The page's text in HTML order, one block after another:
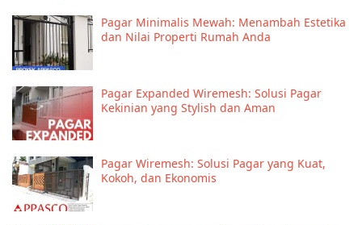
Pagar Minimalis Mewah: Menambah Estetika
dan Nilai Properti Rumah Anda
Pagar Expanded Wiremesh: Solusi Pagar
Kekinian yang Stylish dan Aman
Pagar Wiremesh: Solusi Pagar yang Kuat,
Kokoh, dan Ekonomis